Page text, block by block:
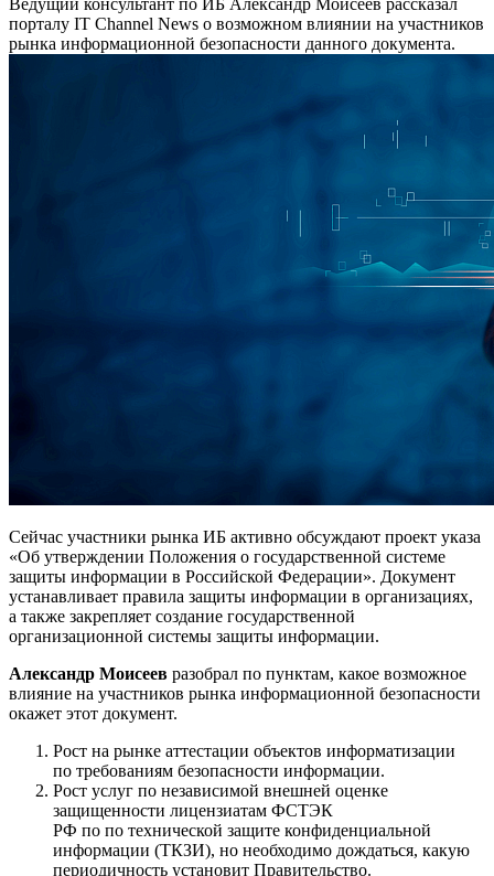
порталу IT Channel News о возможном влиянии на участников
рынка информационной безопасности данного документа.
Сейчас участники рынка ИБ активно обсуждают проект указа
«Об утверждении Положения о государственной системе
защиты информации в Российской Федерации». Документ
устанавливает правила защиты информации в организациях,
а также закрепляет создание государственной
организационной системы защиты информации.
Александр Моисеев разобрал по пунктам, какое возможное
влияние на участников рынка информационной безопасности
окажет этот документ.
Рост на рынке аттестации объектов информатизации
по требованиям безопасности информации.
Рост услуг по независимой внешней оценке
защищенности лицензиатам ФСТЭК
РФ по по технической защите конфиденциальной
информации (ТКЗИ), но необходимо дождаться, какую
периодичность установит Правительство.